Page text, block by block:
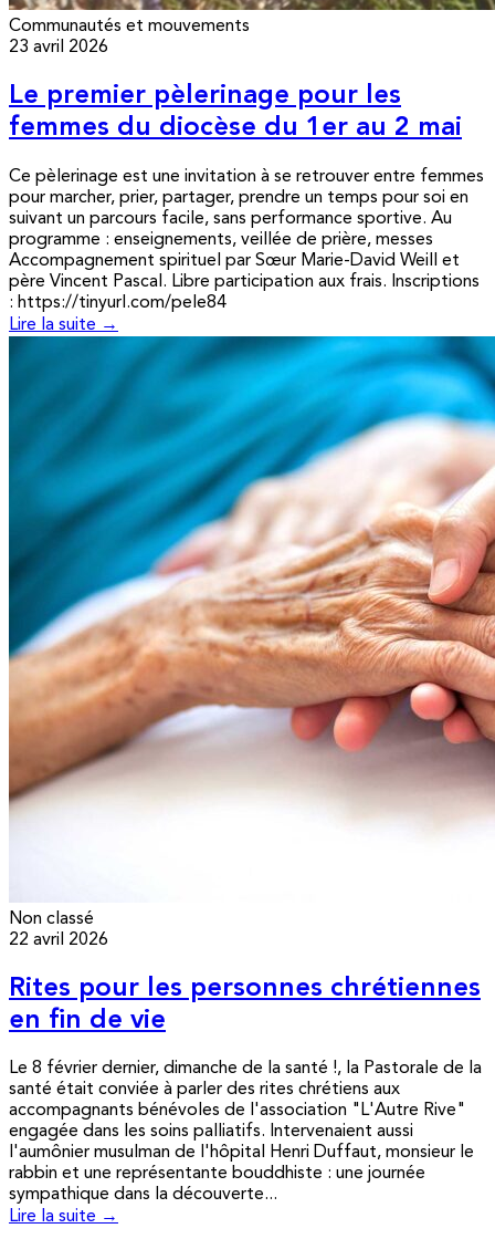
Communautés et mouvements
23 avril 2026
Le premier pèlerinage pour les
femmes du diocèse du 1er au 2 mai
Ce pèlerinage est une invitation à se retrouver entre femmes
pour marcher, prier, partager, prendre un temps pour soi en
suivant un parcours facile, sans performance sportive. Au
programme : enseignements, veillée de prière, messes
Accompagnement spirituel par Sœur Marie-David Weill et
père Vincent Pascal. Libre participation aux frais. Inscriptions
: https://tinyurl.com/pele84
Lire la suite →
Non classé
22 avril 2026
Rites pour les personnes chrétiennes
en fin de vie
Le 8 février dernier, dimanche de la santé !, la Pastorale de la
santé était conviée à parler des rites chrétiens aux
accompagnants bénévoles de l'association "L'Autre Rive"
engagée dans les soins palliatifs. Intervenaient aussi
l'aumônier musulman de l'hôpital Henri Duffaut, monsieur le
rabbin et une représentante bouddhiste : une journée
sympathique dans la découverte...
Lire la suite →